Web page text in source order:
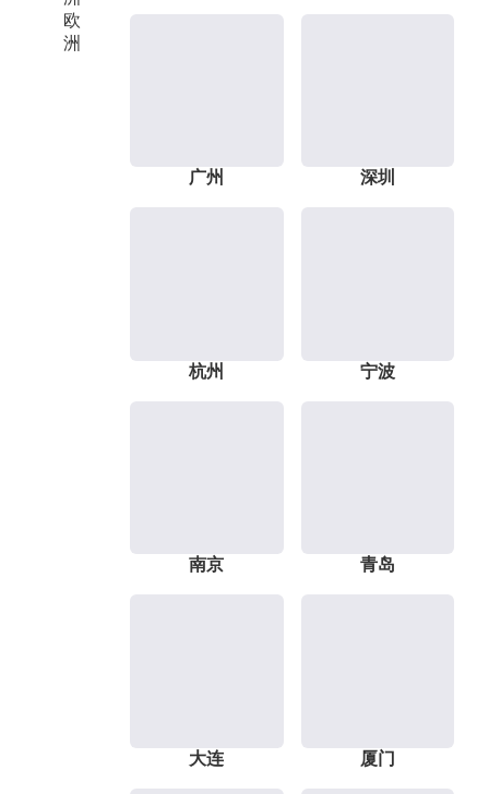
欧
洲
广州 深圳
杭州 宁波
南京 青岛
大连 厦门